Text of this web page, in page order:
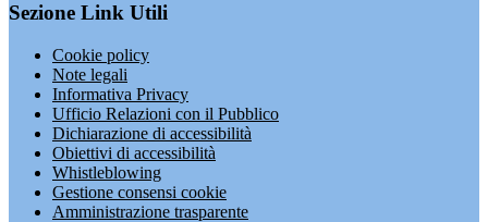
Sezione Link Utili
Cookie policy
Note legali
Informativa Privacy
Ufficio Relazioni con il Pubblico
Dichiarazione di accessibilità
Obiettivi di accessibilità
Whistleblowing
Gestione consensi cookie
Amministrazione trasparente